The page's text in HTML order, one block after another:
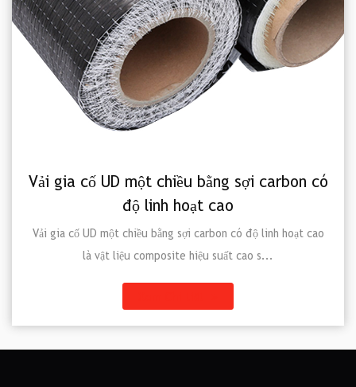
Vải gia cố UD một chiều bằng sợi carbon có
độ linh hoạt cao
Vải gia cố UD một chiều bằng sợi carbon có độ linh hoạt cao
là vật liệu composite hiệu suất cao s...